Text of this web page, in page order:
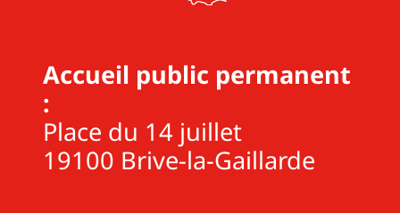
Accueil public permanent
:
Place du 14 juillet
19100 Brive-la-Gaillarde